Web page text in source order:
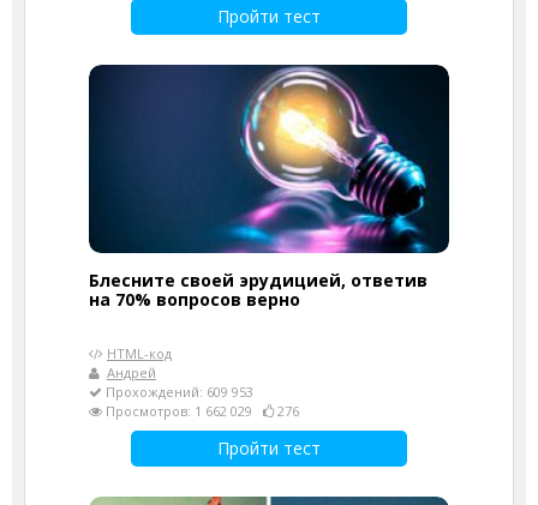
Пройти тест
Блесните своей эрудицией, ответив
на 70% вопросов верно
HTML-код
Андрей
Прохождений: 609 953
Просмотров: 1 662 029
276
Пройти тест